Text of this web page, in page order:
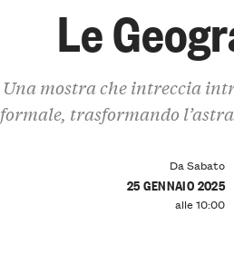
Le
Una mostra che intreccia
formale, trasformando
Da Sabato
25 GENNAIO 2025
alle 10:00